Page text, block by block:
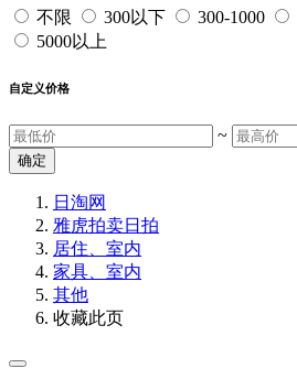
不限 300以下 300-1000
5000以上
自定义价格
~
确定
日淘网
雅虎拍卖日拍
居住、室内
家具、室内
其他
收藏此页